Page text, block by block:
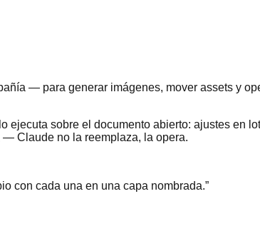
— para generar imágenes, mover assets y
sobre el documento abierto: ajustes en
Claude no la reemplaza, la opera.
con cada una en una capa nombrada.”